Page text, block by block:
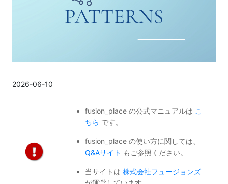
2026-06-10
fusion_place の公式マニュアルは こ
ちら です。
fusion_place の使い方に関しては、
Q&Aサイト もご参照ください。
当サイトは 株式会社フュージョンズ